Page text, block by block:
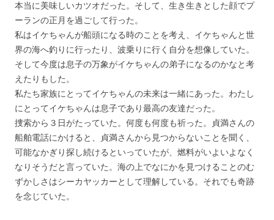
本当に美味しいカツオだった。そして、生き生きとした顔でプ
ーランの正月を過ごして行った。
私はイケちゃんが船頭になる時のことを考え、イケちゃんと世
界の海へ釣りに行ったり、波乗りに行く自分を想像していた。
そして今度は息子の万象がイケちゃんの弟子になるのかなと考
えたりもした。
私たち家族にとってイケちゃんの未来は一緒にあった。わたし
にとってイケちゃんは息子であり最高の友達だった。
捜索から３日がたっていた。何度も何度も祈った。貞満さんの
船舶電話にかけると、貞満さんから見つからないことを聞く、
可能なかぎり探し続けるといっていたが、燃料がいよいよなく
なりそうだと言っていた。海の上でなにかを見つけることのむ
ずかしさはシーカヤッカーとして理解している。それでも奇跡
を念じていた。